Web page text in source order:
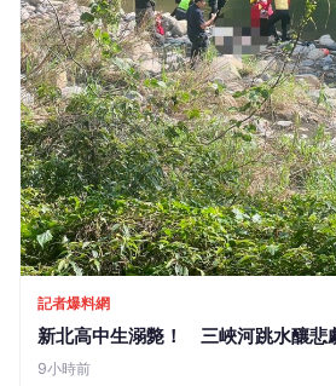
記者爆料網
新北高中生溺斃！ 三峽河跳水釀悲劇
9小時前